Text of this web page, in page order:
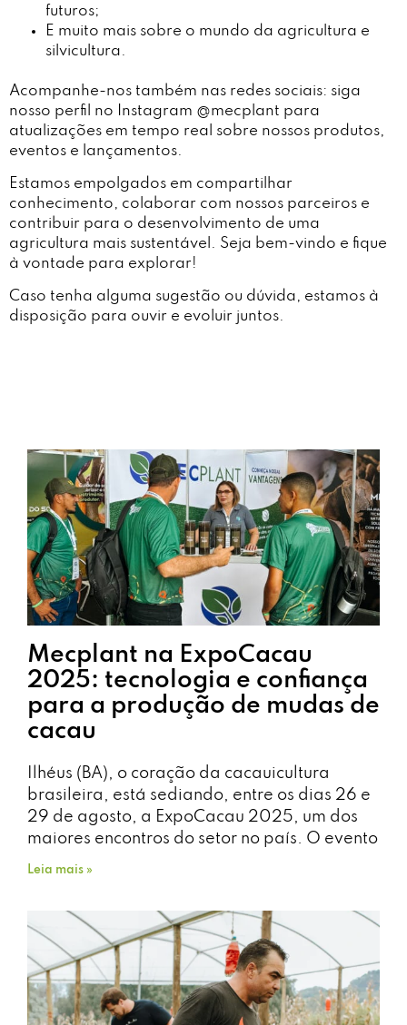
futuros;
E muito mais sobre o mundo da agricultura e
silvicultura.
Acompanhe-nos também nas redes sociais: siga
nosso perfil no Instagram @mecplant para
atualizações em tempo real sobre nossos produtos,
eventos e lançamentos.
Estamos empolgados em compartilhar
conhecimento, colaborar com nossos parceiros e
contribuir para o desenvolvimento de uma
agricultura mais sustentável. Seja bem-vindo e fique
à vontade para explorar!
Caso tenha alguma sugestão ou dúvida, estamos à
disposição para ouvir e evoluir juntos.
Mecplant na ExpoCacau
2025: tecnologia e confiança
para a produção de mudas de
cacau
Ilhéus (BA), o coração da cacauicultura
brasileira, está sediando, entre os dias 26 e
29 de agosto, a ExpoCacau 2025, um dos
maiores encontros do setor no país. O evento
Leia mais »